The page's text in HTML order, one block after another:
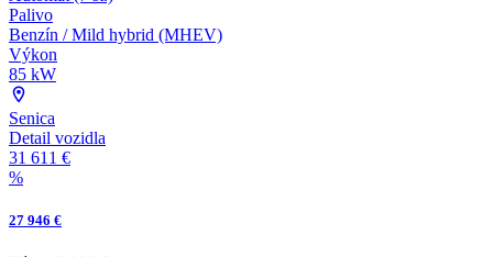
Palivo
Benzín / Mild hybrid (MHEV)
Výkon
85 kW
Senica
Detail vozidla
31 611 €
%
27 946 €